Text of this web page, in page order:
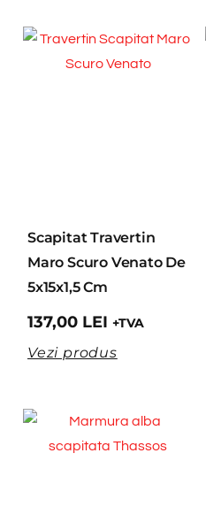
Scapitat Travertin
Maro Scuro Venato De
5x15x1,5 Cm
137,00 LEI +TVA
Vezi produs